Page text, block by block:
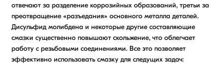
отвечают за разделение коррозийных образований, третьи за
преотвращение «разъедания» основного металла деталей.
Дисульфид молибдена и некоторые другие составляющие
смазки существенно повышают скольжение, что облегчает
работу с резьбовыми соединениями. Все это позволяет
эффективно использовать смазку для следущих задач: